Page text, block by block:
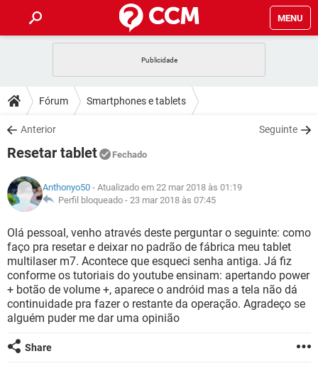
MENU
CELULAR FACEBOOK
OUTLOOK
INSTAGRAM
GUIA DE COMPRAS
DICAS
JOGOS WHATSAPP
INSTAGRAM GMAIL
GUIA DE COMPRAS
DOWNLOADS
JOGOS
CELULAR
OUTLOOK EXCEL
INSTAGRAM
GUIA DE COMPRAS
JOGOS WHATSAPP
CELULAR
OUTLOOK EXCEL
INSTAGRAM GMAIL
GUIA DE COMPRAS
GLOSSÁRIO
JOGOS
CELULAR FACEBOOK
OUTLOOK EXCEL
INSTAGRAM GMAIL
GUIA DE COMPRAS
Fórum Smartphones e tablets
Anterior Seguinte
Resetar tablet Fechado
Anthonyo50 - Atualizado em 22 mar 2018 às 01:19
Perfil bloqueado - 23 mar 2018 às 07:45
Olá pessoal, venho através deste perguntar o seguinte: como
faço pra resetar e deixar no padrão de fábrica meu tablet
multilaser m7. Acontece que esqueci senha antiga. Já fiz
conforme os tutoriais do youtube ensinam: apertando power
+ botão de volume +, aparece o andróid mas a tela não dá
continuidade pra fazer o restante da operação. Agradeço se
alguém puder me dar uma opinião
Share